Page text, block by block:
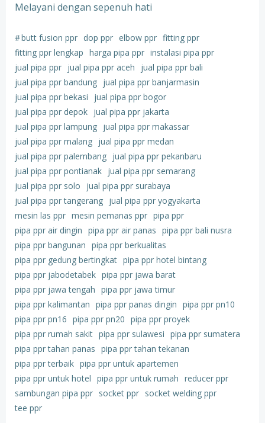
Melayani dengan sepenuh hati
#butt fusion ppr dop ppr elbow ppr fitting ppr
fitting ppr lengkap harga pipa ppr instalasi pipa ppr
jual pipa ppr jual pipa ppr aceh
jual pipa ppr bali
jual pipa ppr bandung jual pipa ppr banjarmasin
jual pipa ppr bekasi
jual pipa ppr bogor
jual pipa ppr depok jual pipa ppr jakarta
jual pipa ppr lampung jual pipa ppr makassar
jual pipa ppr malang jual pipa ppr medan
jual pipa ppr palembang jual pipa ppr pekanbaru
jual pipa ppr pontianak jual pipa ppr semarang
jual pipa ppr solo
jual pipa ppr surabaya
jual pipa ppr tangerang jual pipa ppr yogyakarta
mesin las ppr mesin pemanas ppr pipa ppr
pipa ppr air dingin pipa ppr air panas pipa ppr bali nusra
pipa ppr bangunan pipa ppr berkualitas
pipa ppr gedung bertingkat pipa ppr hotel bintang
pipa ppr jabodetabek pipa ppr jawa barat
pipa ppr jawa tengah pipa ppr jawa timur
pipa ppr kalimantan pipa ppr panas dingin pipa ppr pn10
pipa ppr pn16 pipa ppr pn20 pipa ppr proyek
pipa ppr rumah sakit pipa ppr sulawesi pipa ppr sumatera
pipa ppr tahan panas pipa ppr tahan tekanan
pipa ppr terbaik pipa ppr untuk apartemen
pipa ppr untuk hotel pipa ppr untuk rumah reducer ppr
sambungan pipa ppr socket ppr socket welding ppr
tee ppr